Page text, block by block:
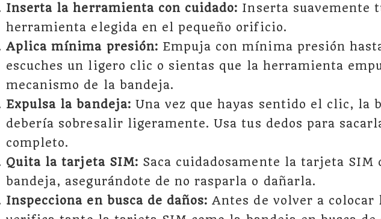
Inserta la herramienta con cuidado: Inserta suavemente
herramienta elegida en el pequeño orificio.
Aplica mínima presión: Empuja con mínima presión
escuches un ligero clic o sientas que la herramienta
mecanismo de la bandeja.
Expulsa la bandeja: Una vez que hayas sentido el clic, la
debería sobresalir ligeramente. Usa tus dedos para
completo.
Quita la tarjeta SIM: Saca cuidadosamente la tarjeta SIM
bandeja, asegurándote de no rasparla o dañarla.
Inspecciona en busca de daños: Antes de volver a colocar